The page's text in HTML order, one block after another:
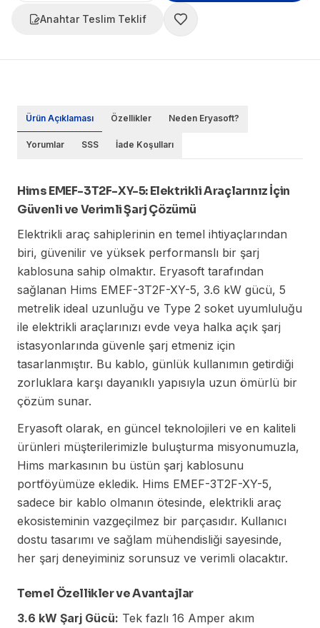
Anahtar Teslim Teklif
Ürün Açıklaması Özellikler Neden Eryasoft?
Yorumlar SSS İade Koşulları
Hims EMEF-3T2F-XY-5: Elektrikli Araçlarınız İçin
Güvenli ve Verimli Şarj Çözümü
Elektrikli araç sahiplerinin en temel ihtiyaçlarından
biri, güvenilir ve yüksek performanslı bir şarj
kablosuna sahip olmaktır. Eryasoft tarafından
sağlanan Hims EMEF-3T2F-XY-5, 3.6 kW gücü, 5
metrelik ideal uzunluğu ve Type 2 soket uyumluluğu
ile elektrikli araçlarınızı evde veya halka açık şarj
istasyonlarında güvenle şarj etmeniz için
tasarlanmıştır. Bu kablo, günlük kullanımın getirdiği
zorluklara karşı dayanıklı yapısıyla uzun ömürlü bir
çözüm sunar.
Eryasoft olarak, en güncel teknolojileri ve en kaliteli
ürünleri müşterilerimizle buluşturma misyonumuzla,
Hims markasının bu üstün şarj kablosunu
portföyümüze ekledik. Hims EMEF-3T2F-XY-5,
sadece bir kablo olmanın ötesinde, elektrikli araç
ekosisteminin vazgeçilmez bir parçasıdır. Kullanıcı
dostu tasarımı ve sağlam mühendisliği sayesinde,
her şarj deneyiminiz sorunsuz ve verimli olacaktır.
Temel Özellikler ve Avantajlar
3.6 kW Şarj Gücü: Tek fazlı 16 Amper akım